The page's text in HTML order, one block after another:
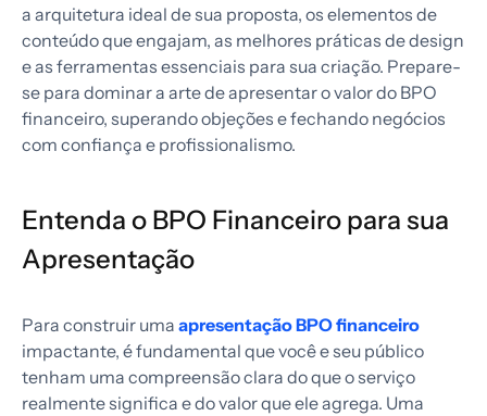
a arquitetura ideal de sua proposta, os elementos de
conteúdo que engajam, as melhores práticas de design
e as ferramentas essenciais para sua criação. Prepare-
se para dominar a arte de apresentar o valor do BPO
financeiro, superando objeções e fechando negócios
com confiança e profissionalismo.
Entenda o BPO Financeiro para sua
Apresentação
Para construir uma apresentação BPO financeiro
impactante, é fundamental que você e seu público
tenham uma compreensão clara do que o serviço
realmente significa e do valor que ele agrega. Uma